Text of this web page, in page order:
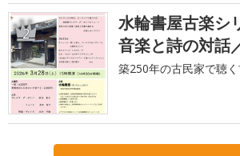
2
水輪書屋古楽
音楽と詩の対話
築250年の古民家で聴